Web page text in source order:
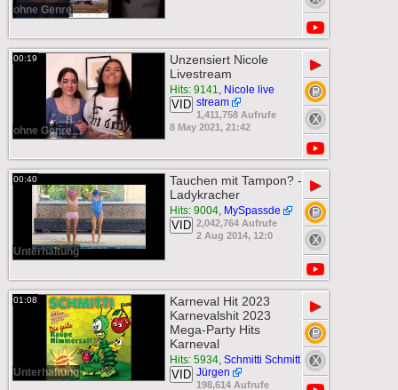
ohne Genre
00:19
ohne Genre
Unzensiert Nicole
Livestream
Hits: 9141, Nicole live
stream
VID
1,411,758 Aufrufe
8 May 2021, 21:42
▶
00:40
Unterhaltung
Tauchen mit Tampon? -
Ladykracher
Hits: 9004, MySpassde
VID 2,042,764 Aufrufe
2 Aug 2014, 12:0
▶
01:08
Unterhaltung
Karneval Hit 2023
Karnevalshit 2023
Mega-Party Hits
Karneval
Hits: 5934, Schmitti Schmitt
Jürgen
VID
198,614 Aufrufe
▶